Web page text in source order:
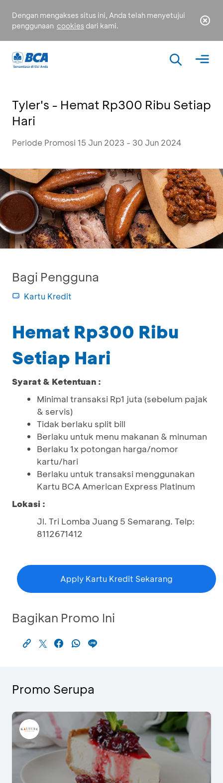
Dengan mengakses situs ini, Anda telah menyetujui
penggunaan cookies dari kami.
Tyler's - Hemat Rp300 Ribu Setiap
Hari
Periode Promosi 15 Jun 2023 - 30 Jun 2024
Bagi Pengguna
Kartu Kredit
Hemat Rp300 Ribu
Setiap Hari
Syarat & Ketentuan :
Minimal transaksi Rp1 juta (sebelum pajak
& servis)
Tidak berlaku split bill
Berlaku untuk menu makanan & minuman
Berlaku 1x potongan harga/nomor
kartu/hari
Berlaku untuk transaksi menggunakan
Kartu BCA American Express Platinum
Lokasi :
Jl. Tri Lomba Juang 5 Semarang. Telp:
8112671412
Apply Kartu Kredit Sekarang
Bagikan Promo Ini
Promo Serupa